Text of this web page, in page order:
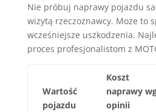
Nie próbuj naprawy pojazdu
wizytą rzeczoznawcy. Może to
wcześniejsze uszkodzenia.
proces profesjonalistom z
Wartość
pojazdu
Koszt
naprawy
opinii